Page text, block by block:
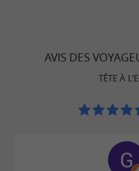
AVIS DES
TÊTE À